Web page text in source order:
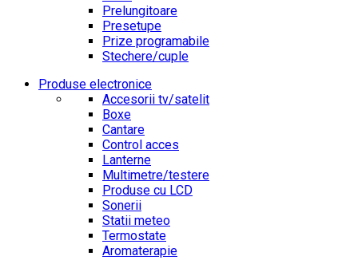
Prelungitoare
Presetupe
Prize programabile
Stechere/cuple
Produse electronice
Accesorii tv/satelit
Boxe
Cantare
Control acces
Lanterne
Multimetre/testere
Produse cu LCD
Sonerii
Statii meteo
Termostate
Aromaterapie